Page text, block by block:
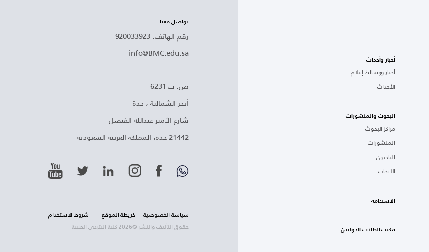
أخبار وأحداث
أخبار ووسائط إعلام
الأحداث
البحوث والمنشورات
مراكز البحوث
المنشورات
الباحثون
الأبحاث
الاستدامة
مكتب الطلاب الدوليين
تواصل معنا
رقم الهاتف: 920033923
info@BMC.edu.sa
ص. ب 6231
أبحر الشمالية ، جدة
شارع الأمير عبدالله الفيصل
21442 جدة، المملكة العربية السعودية
سياسة الخصوصية خريطة الموقع
شروط الاستخدام
حقوق التأليف والنشر ©2026 كلية البترجي الطبية